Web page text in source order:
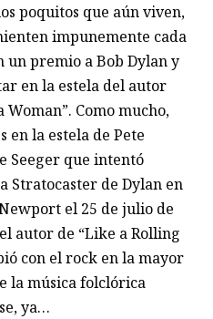
poquitos que aún viven,
impunemente cada
un premio a Bob Dylan y
en la estela del autor
Woman”. Como mucho,
en la estela de Pete
Seeger que intentó
Stratocaster de Dylan en
el 25 de julio de
autor de “Like a Rolling
con el rock en la mayor
la música folclórica
ya…